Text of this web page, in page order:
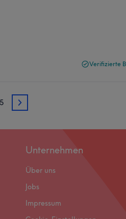
Verifizierte
5 3
Unternehmen
Über uns
Jobs
Impressum